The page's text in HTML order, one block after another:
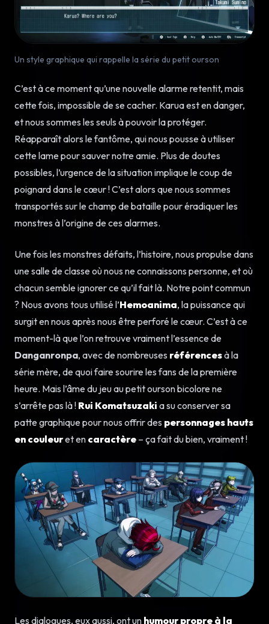
Un style graphique qui rappelle la série du petit ourson
C’est à ce moment qu’une nouvelle alarme retentit, mais
cette fois, impossible de se cacher. Karua est en danger,
et nous sommes les seuls à pouvoir la protéger.
Réapparaît alors le fantôme, qui nous pousse à utiliser
cette lame pour sauver notre amie. Plus de doutes
possibles, l’urgence de la situation implique le coup de
poignard dans le cœur ! C’est alors que nous sommes
transportés sur le champ de bataille pour éradiquer les
monstres à l’origine de ces alarmes.
Une fois les monstres défaits, l’histoire, nous propulse dans
une salle de classe où nous ne connaissons personne, et où
chacun semble ignorer ce qu’il fait là. Notre point commun
? Nous avons tous utilisé l’Hemoanima, la puissance qui
surgit en nous après nous être perforé le cœur. C’est à ce
moment-là que l’on retrouve vraiment l’essence de
Danganronpa, avec de nombreuses référencesà la
série mère, de quoi faire sourire les fans de la première
heure. Mais l’âme du jeu au petit ourson bicolore ne
s’arrête pas là ! Rui Komatsuzaki a su conserver sa
patte graphique pour nous offrir des personnages hauts
en couleuret en caractère – ça fait du bien, vraiment !
Les dialogues, eux aussi, ont un humour propre à la